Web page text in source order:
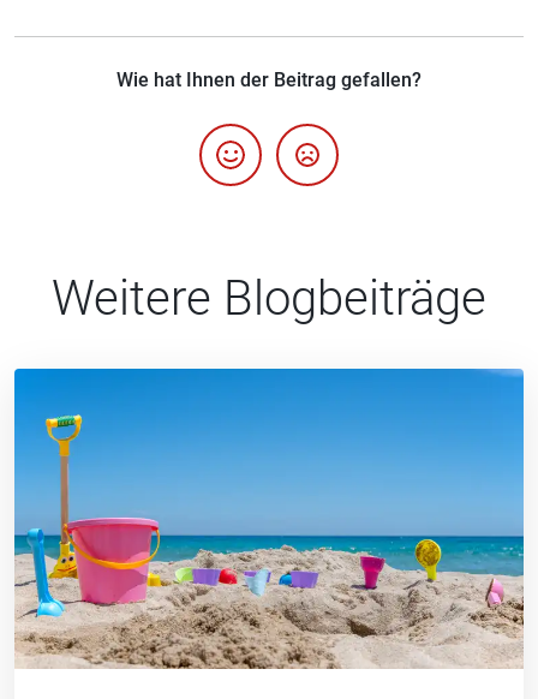
Wie hat Ihnen der Beitrag gefallen?
Weitere Blogbeiträge